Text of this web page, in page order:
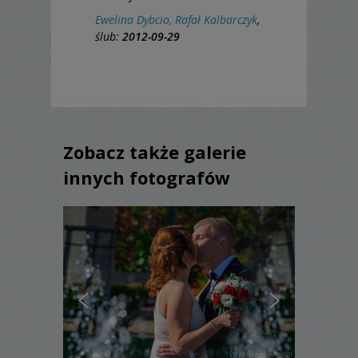
Ewelina Dybcio, Rafał Kalbarczyk,
ślub: 2012-09-29
Zobacz także galerie
innych fotografów